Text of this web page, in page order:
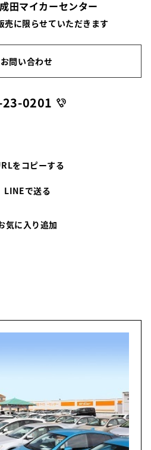
田マイカーセンター
売に限らせていただきます
問い合わせ
0201
をコピーする
LINEで送る
気に入り追加